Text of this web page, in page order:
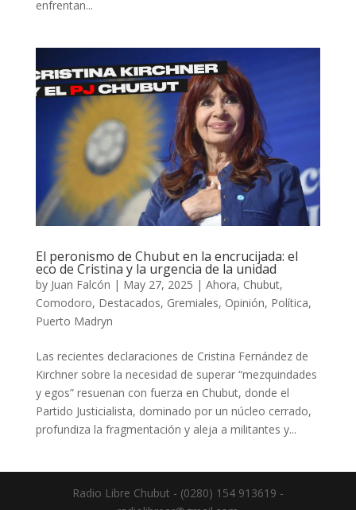
enfrentan...
El peronismo de Chubut en la encrucijada: el
eco de Cristina y la urgencia de la unidad
by Juan Falcón | May 27, 2025 | Ahora, Chubut,
Comodoro, Destacados, Gremiales, Opinión, Política,
Puerto Madryn
Las recientes declaraciones de Cristina Fernández de
Kirchner sobre la necesidad de superar “mezquindades
y egos” resuenan con fuerza en Chubut, donde el
Partido Justicialista, dominado por un núcleo cerrado,
profundiza la fragmentación y aleja a militantes y...
Radio Libre Chubut - (0280) 154 913619 -